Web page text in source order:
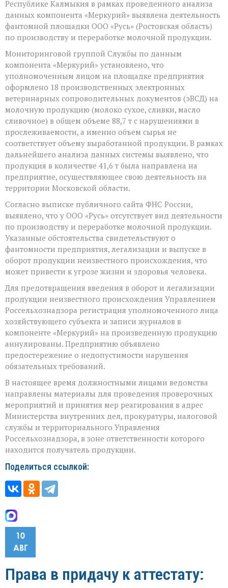
Республике Калмыкия в рамках проведенного анализа
данных компонента «Меркурий» выявлена деятельность
фантомной площадки ООО «Русь» (Ростовская область)
по производству и переработке молочной продукции.
Мониторинговой группой Службы по данным
компонента «Меркурий» установлено, что
уполномоченным лицом на площадке предприятия
оформлено 18 производственных электронных
ветеринарных сопроводительных документов (эВСД) на
молочную продукцию (молоко сухое, сливки, масло
сливочное) в общем объеме 88,7 т с нарушениями в
прослеживаемости, а именно объем сырья не
соответствует объему выработанной продукции. В рамках
дальнейшего анализа данных системы выявлено, что
продукция в количестве 41,6 т была направлена на
предприятие, осуществляющее свою деятельность на
территории Московской области.
Согласно выписке публичного сайта ФНС России,
выявлено, что у ООО «Русь» отсутствует вид деятельности
по производству и переработке молочной продукции.
Указанные обстоятельства свидетельствуют о
фантомности предприятия, легализации и выпуске в
оборот продукции неизвестного происхождения, что
может привести к угрозе жизни и здоровья человека.
Для предотвращения введения в оборот и легализации
продукции неизвестного происхождения Управлением
Россельхознадзора регистрация уполномоченного лица
хозяйствующего субъекта и записи журналов в
компоненте «Меркурий» на произведенную продукцию
аннулированы. Предприятию объявлено
предостережение о недопустимости нарушения
обязательных требований.
В настоящее время должностными лицами ведомства
направлены материалы для проведения проверочных
мероприятий и принятия мер реагирования в адрес
Министерства внутренних дел, прокуратуры, налоговой
службы и территориального Управления
Россельхознадзора, в зоне ответственности которого
находится получатель продукции.
Поделиться ссылкой:
10
АВГ
Права в придачу к аттестату: